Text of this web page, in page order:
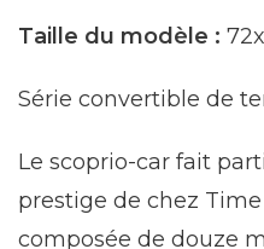
Taille du modèle :
Série convertible de
Le scoprio-car fait
prestige de chez
composée de douze